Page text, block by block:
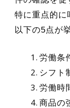
特に重点的に
以下の5点が
労働条
シフト
労働時
商品の